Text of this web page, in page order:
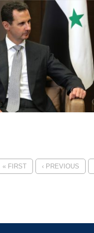
« FIRST ‹ PREVIOUS